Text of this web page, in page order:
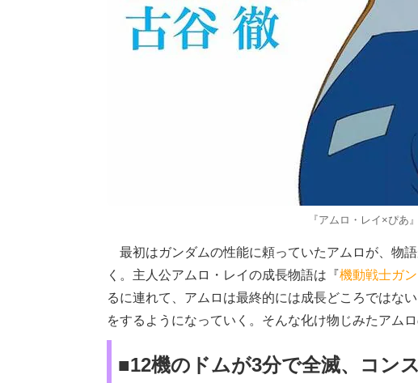
『アムロ・レイ×ぴあ
最初はガンダムの性能に頼っていたアムロが、物
く。主人公アムロ・レイの成長物語は『機動戦士ガ
るに連れて、アムロは最終的には成長どころではな
をするようになっていく。そんな化け物じみたアム
■12機のドムが3分で全滅、コン